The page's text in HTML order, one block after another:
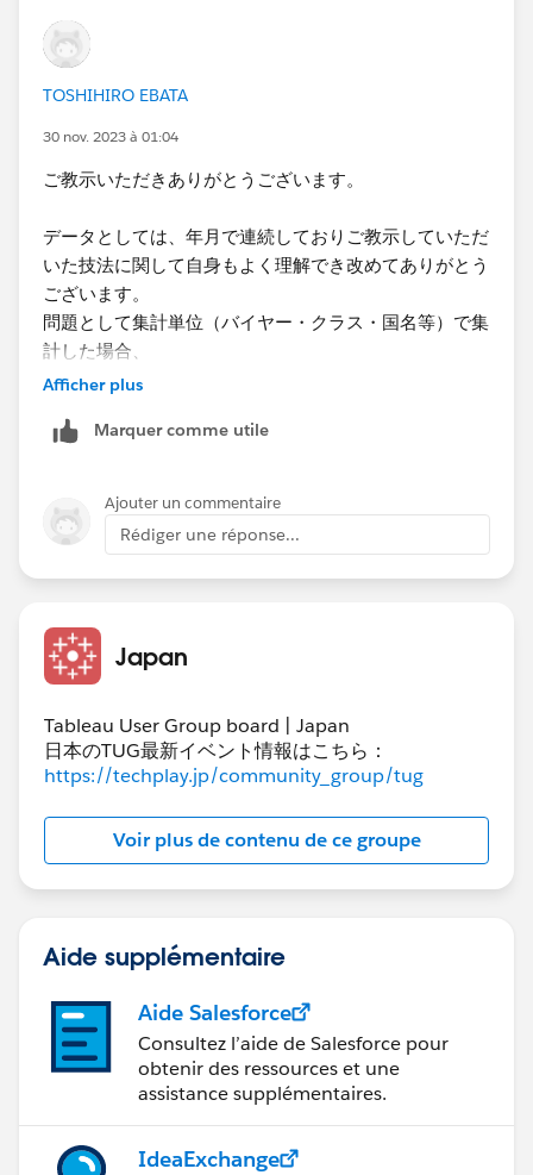
TOSHIHIRO EBATA
30 nov. 2023 à 01:04
ご教示いただきありがとうございます。
データとしては、年月で連続しておりご教示していただ
いた技法に関して自身もよく理解でき改めてありがとう
ございます。
問題として集計単位（バイヤー・クラス・国名等）で集
計した場合、
年月で存在しない場合があります。
例えば、2023年度を基準とした場合
が存在しない場合です。
lookupの利用またメジャーでのNULL以外の値の非表示
で対応しましたが、3年間連続してデータがないと難し
この点、ご教示頂ければ幸いです。
何卒宜しくお願い致します。
Afficher plus
Marquer comme utile
Ajouter un commentaire
Rédiger une réponse...
Japan
Tableau User Group board | Japan
日本のTUG最新イベント情報はこちら：
https://techplay.jp/community_group/tug
Voir plus de contenu de ce groupe
Aide supplémentaire
Aide Salesforce
Consultez l’aide de Salesforce pour
obtenir des ressources et une
assistance supplémentaires.
IdeaExchange